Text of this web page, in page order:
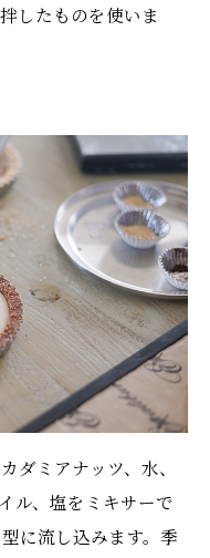
したものを使いま
ダミアナッツ、水、
ル、塩をミキサーで
に流し込みます。季